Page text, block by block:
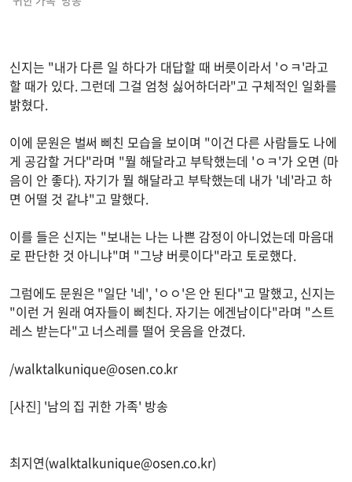
신지는 "내가 다른 일 하다가 대답할 때 버릇이라서 'ㅇㅋ'라고
할 때가 있다. 그런데 그걸 엄청 싫어하더라"고 구체적인 일화를
밝혔다.
이에 문원은 벌써 삐친 모습을 보이며 "이건 다른 사람들도 나에
게 공감할 거다"라며 "뭘 해달라고 부탁했는데 'ㅇㅋ'가 오면 (마
음이 안 좋다). 자기가 뭘 해달라고 부탁했는데 내가 '네'라고 하
면 어떨 것 같냐"고 말했다.
이를 들은 신지는 "보내는 나는 나쁜 감정이 아니었는데 마음대
로 판단한 것 아니냐"며 "그냥 버릇이다"라고 토로했다.
그럼에도 문원은 "일단 '네', 'ㅇㅇ'은 안 된다"고 말했고, 신지는
"이런 거 원래 여자들이 삐친다. 자기는 에겐남이다"라며 "스트
레스 받는다"고 너스레를 떨어 웃음을 안겼다.
/walktalkunique@osen.co.kr
[사진] '남의 집 귀한 가족' 방송
최지연(walktalkunique@osen.co.kr)